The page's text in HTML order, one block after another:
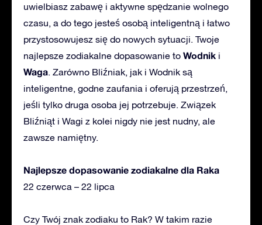
uwielbiasz zabawę i aktywne spędzanie wolnego
czasu, a do tego jesteś osobą inteligentną i łatwo
przystosowujesz się do nowych sytuacji. Twoje
najlepsze zodiakalne dopasowanie to Wodnik i
Waga. Zarówno Bliźniak, jak i Wodnik są
inteligentne, godne zaufania i oferują przestrzeń,
jeśli tylko druga osoba jej potrzebuje. Związek
Bliźniąt i Wagi z kolei nigdy nie jest nudny, ale
zawsze namiętny.
Najlepsze dopasowanie zodiakalne dla Raka
22 czerwca – 22 lipca
Czy Twój znak zodiaku to Rak? W takim razie